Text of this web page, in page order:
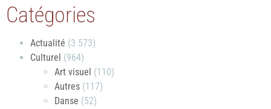
Catégories
Actualité (3 573)
Culturel (964)
Art visuel (110)
Autres (117)
Danse (52)